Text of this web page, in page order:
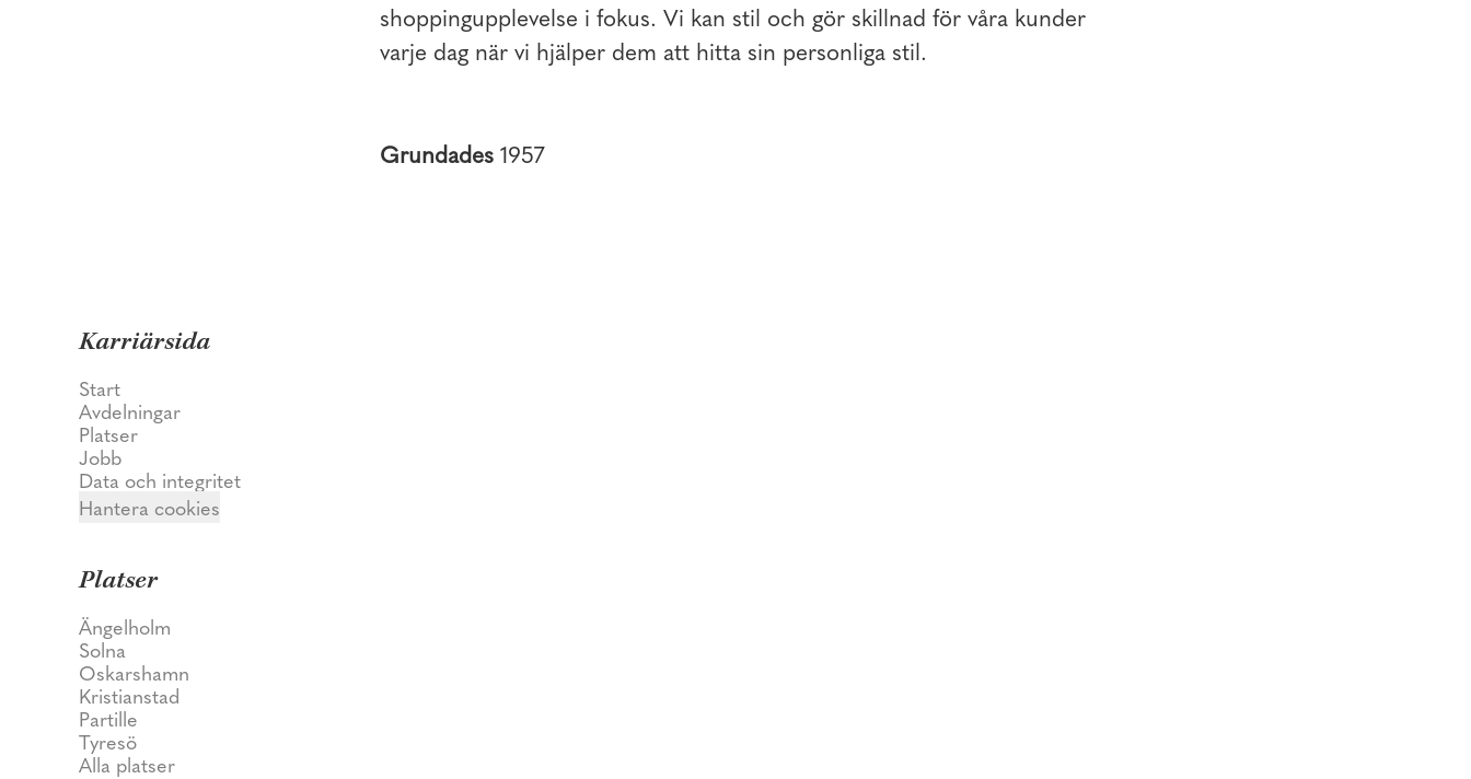
shoppingupplevelse i fokus. Vi kan stil och gör skillnad för våra kunder
varje dag när vi hjälper dem att hitta sin personliga stil.
Grundades 1957
Karriärsida
Start
Avdelningar
Platser
Jobb
Data och integritet
Hantera cookies
Platser
Ängelholm
Solna
Oskarshamn
Kristianstad
Partille
Tyresö
Alla platser